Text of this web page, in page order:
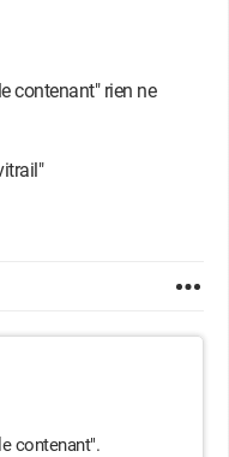
contenant" rien ne
contenant".